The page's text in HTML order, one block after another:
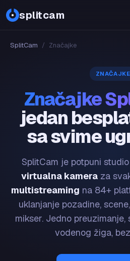
splitcam
SplitCam / Značajke
ZNAČAJKE
Značajke
jedan
sa svime
SplitCam je potpuni
virtualna kameraza
multistreaming na 84+
uklanjanje pozadine,
mikser. Jedno
vodenog žiga,